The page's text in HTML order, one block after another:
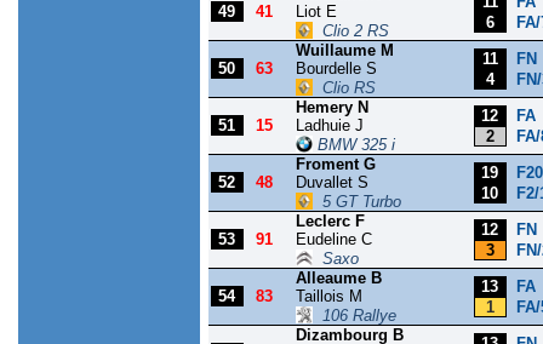
49 41
Liot E
Clio 2 RS
6
50 63
Wuillaume M
Bourdelle S
Clio RS
11
FN
4
51 15
Hemery N
Ladhuie J
BMW 325 i
12
FA
2
52 48
Froment G
Duvallet S
5 GT Turbo
19
10
F2/
53 91
Leclerc F
Eudeline C
Saxo
12
FN
3
54 83
Alleaume B
Taillois M
106 Rallye
13
FA
1
Dizambourg B